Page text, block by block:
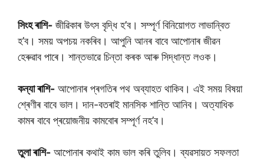
সিংহ ৰাশি- জীৱিকাৰ উৎস বৃদ্ধি হ’ব। সম্পূৰ্ণ বিনিয়োগত লাভান্বিত
হ’ব। সময় অপচয় নকৰিব। আপুনি আনৰ বাবে আপোনাৰ জীৱন
হেৰুৱাব পাৰে। শান্তভাৱে চিন্তা কৰক আৰু সিদ্ধান্ত লওক।
কন্যা ৰাশি- আপোনাৰ প্ৰগতিৰ পথ অব্যাহত থাকিব। এই সময় বিষয়া
শ্ৰেণীৰ বাবে ভাল। দান-বতৰাই মানসিক শান্তি আনিব। অত্যাধিক
কামৰ বাবে প্ৰয়োজনীয় কামবোৰ সম্পূৰ্ণ নহ’ব।
তুলা ৰাশি- আপোনাৰ কথাই কাম ভাল কৰি তুলিব। ব্যৱসায়ত সফলতা